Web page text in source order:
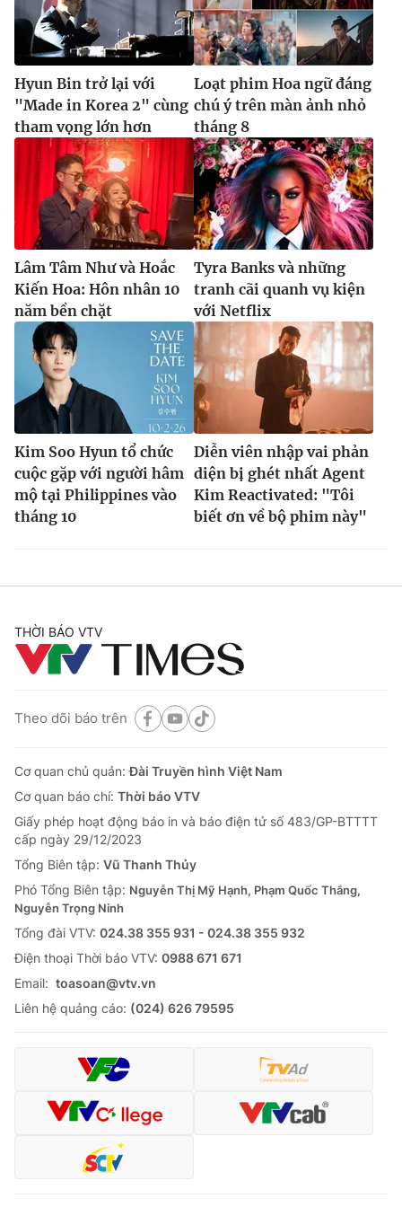
Hyun Bin trở lại với
"Made in Korea 2" cùng
tham vọng lớn hơn
Loạt phim Hoa ngữ đáng
chú ý trên màn ảnh nhỏ
tháng 8
Lâm Tâm Như và Hoắc
Kiến Hoa: Hôn nhân 10
năm bền chặt
Tyra Banks và những
tranh cãi quanh vụ kiện
với Netflix
Kim Soo Hyun tổ chức
cuộc gặp với người hâm
mộ tại Philippines vào
tháng 10
Diễn viên nhập vai phản
diện bị ghét nhất Agent
Kim Reactivated: "Tôi
biết ơn về bộ phim này"
THỜI BÁO VTV
Theo dõi báo trên
Cơ quan chủ quản:Đài Truyền hình Việt Nam
Cơ quan báo chí: Thời báo VTV
Giấy phép hoạt động báo in và báo điện tử số 483/GP-BTTTT
cấp ngày 29/12/2023
Tổng Biên tập: Vũ Thanh Thủy
Phó Tổng Biên tập: Nguyễn Thị Mỹ Hạnh, Phạm Quốc Thắng,
Nguyễn Trọng Ninh
Tổng đài VTV: 024.38 355 931 - 024.38 355 932
Ðiện thoại Thời báo VTV: 0988 671 671
Email: toasoan@vtv.vn
Liên hệ quảng cáo: (024) 626 79595